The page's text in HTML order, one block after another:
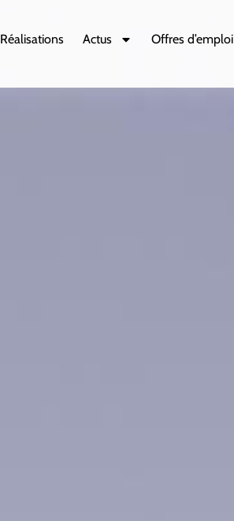
Réalisations Actus Offres d’emploi